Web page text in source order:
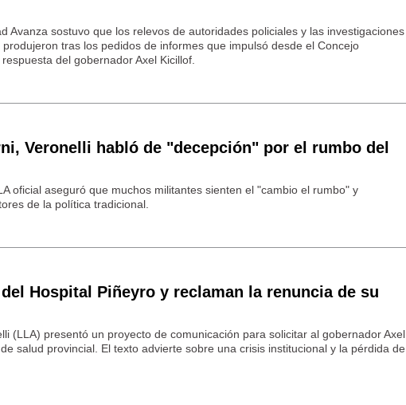
Avanza sostuvo que los relevos de autoridades policiales y las investigaciones
tras los pedidos de informes que impulsó desde el Concejo
del gobernador Axel Kicillof.
Veronelli habló de "decepción" por el rumbo del
oficial aseguró que muchos militantes sienten el "cambio el rumbo" y
de la política tradicional.
Hospital Piñeyro y reclaman la renuncia de su
(LLA) presentó un proyecto de comunicación para solicitar al gobernador Axel
salud provincial. El texto advierte sobre una crisis institucional y la pérdida de